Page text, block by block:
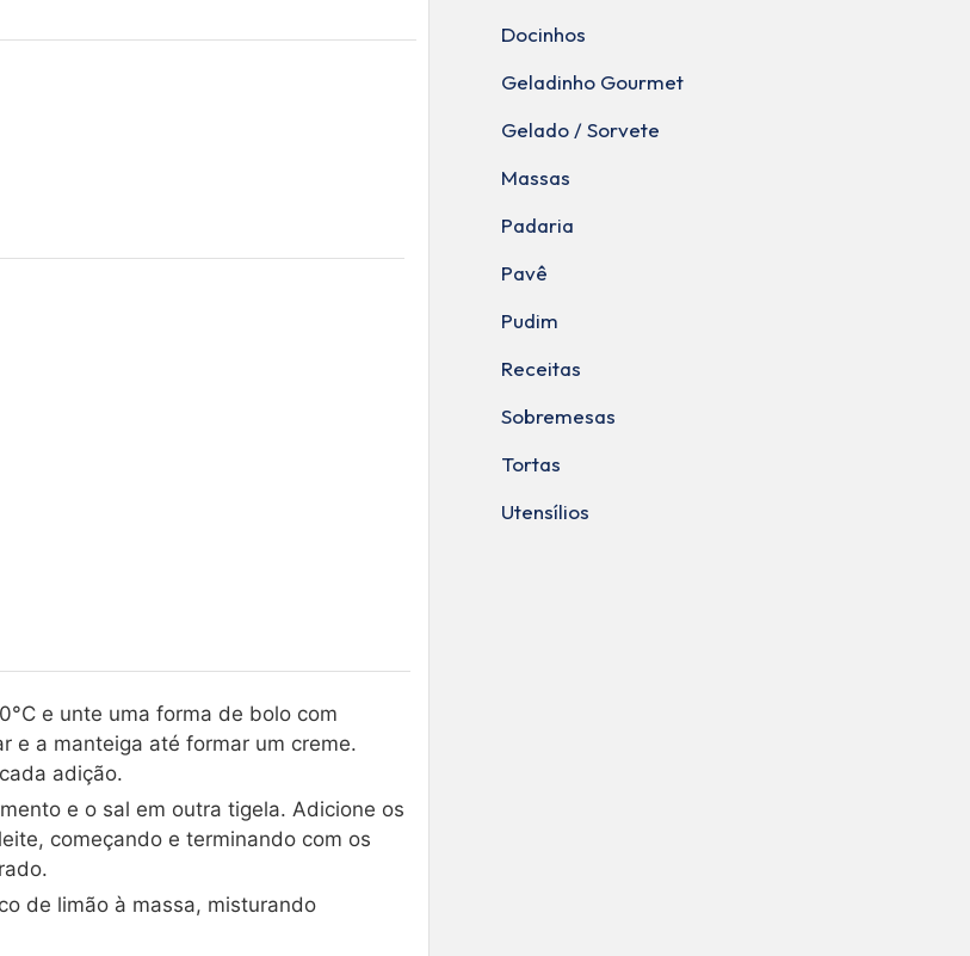
e unte uma forma de bolo com
e a manteiga até formar um creme.
adição.
e o sal em outra tigela. Adicione os
começando e terminando com os
de limão à massa, misturando
Docinhos
Geladinho Gourmet
Gelado / Sorvete
Massas
Padaria
Pavê
Pudim
Receitas
Sobremesas
Tortas
Utensílios